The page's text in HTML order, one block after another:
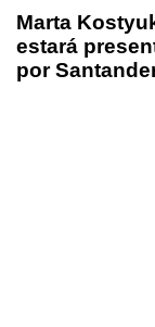
Marta
estará
por